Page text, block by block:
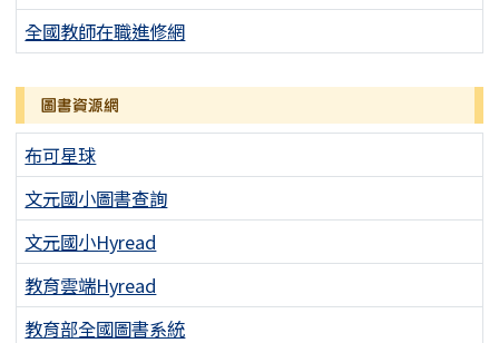
全國教師在職進修網
圖書資源網
布可星球
文元國小圖書查詢
文元國小Hyread
教育雲端Hyread
教育部全國圖書系統